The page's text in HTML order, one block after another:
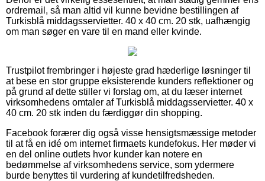
ordremail, så man altid vil kunne bevidne bestillingen af
Turkisblå middagsservietter. 40 x 40 cm. 20 stk, uafhængig
om man søger en vare til en mand eller kvinde.
Trustpilot frembringer i højeste grad hæderlige løsninger til
at bese en stor gruppe eksisterende kunders reflektioner og
på grund af dette stiller vi forslag om, at du læser internet
virksomhedens omtaler af Turkisblå middagsservietter. 40 x
40 cm. 20 stk inden du færdiggør din shopping.
Facebook forærer dig også visse hensigtsmæssige metoder
til at få en idé om internet firmaets kundefokus. Her møder vi
en del online outlets hvor kunder kan notere en
bedømmelse af virksomhedens service, som ydermere
burde benyttes til vurdering af kundetilfredsheden.